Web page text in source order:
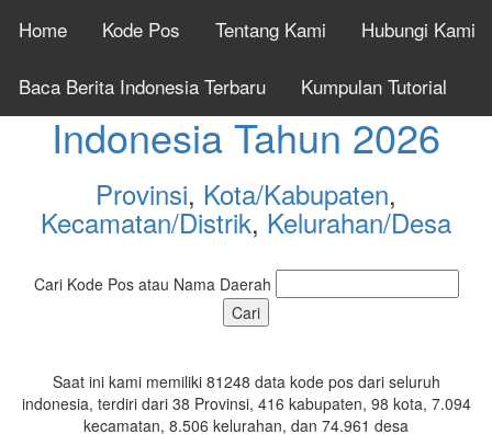
Home Kode Pos Tentang Kami Hubungi Kami
Baca Berita Indonesia Terbaru Kumpulan Tutorial
Cek Kode Pos Seluruh
Indonesia Tahun 2026
Provinsi, Kota/Kabupaten,
Kecamatan/Distrik, Kelurahan/Desa
Cari Kode Pos atau Nama Daerah
Saat ini kami memiliki 81248 data kode pos dari seluruh
indonesia, terdiri dari 38 Provinsi, 416 kabupaten, 98 kota, 7.094
kecamatan, 8.506 kelurahan, dan 74.961 desa